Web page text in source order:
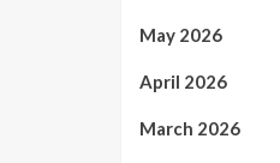
May 2026
April 2026
March 2026